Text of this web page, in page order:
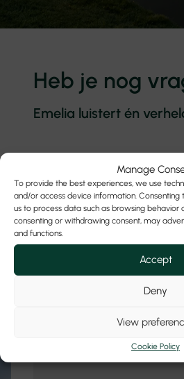
Manage
To provide the best experiences, we use
and/or access device information.
us to process data such as browsing behavior
consenting or withdrawing consent, may
and functions.
Accept
Deny
View
Cookie Policy
Heb je nog
Emelia luistert én
E-mail
Telefoon